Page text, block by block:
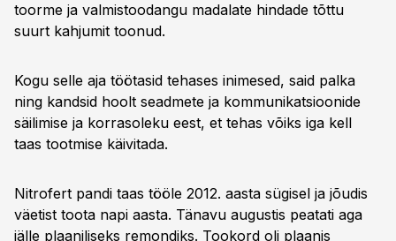
toorme ja valmistoodangu madalate hindade tõttu
suurt kahjumit toonud.
Kogu selle aja töötasid tehases inimesed, said palka
ning kandsid hoolt seadmete ja kommunikatsioonide
säilimise ja korrasoleku eest, et tehas võiks iga kell
taas tootmise käivitada.
Nitrofert pandi taas tööle 2012. aasta sügisel ja jõudis
väetist toota napi aasta. Tänavu augustis peatati aga
jälle plaaniliseks remondiks. Tookord oli plaanis